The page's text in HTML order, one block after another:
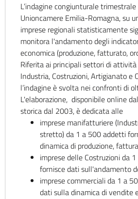
L’indagine congiunturale
Unioncamere Emilia-Romagna, su
imprese regionali statisticamente
monitora l'andamento degli
economica (produzione, fatturato,
Riferita ai principali settori di
Industria, Costruzioni, Artigianato e
l’indagine è svolta nei confronti di
L'elaborazione, disponibile online
storica dal 2003, è dedicata alle
imprese manifatturiere
stretto) da 1 a 500 addetti
dinamica di produzione,
imprese delle Costruzioni da
fornisce dati sull'andamento
imprese commerciali da 1 a
dati sulla dinamica di vendite